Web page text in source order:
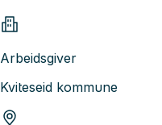
Arbeidsgiver
Kviteseid kommune